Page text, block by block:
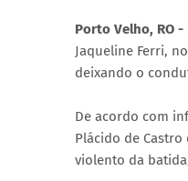
Porto Velho, RO -
Jaqueline Ferri,
deixando o
De acordo com
Plácido de
violento da